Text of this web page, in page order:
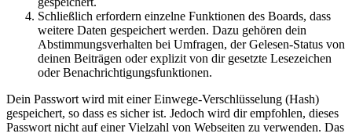
Schließlich erfordern einzelne Funktionen des Boards, dass
weitere Daten gespeichert werden. Dazu gehören dein
Abstimmungsverhalten bei Umfragen, der Gelesen-Status von
deinen Beiträgen oder explizit von dir gesetzte Lesezeichen
oder Benachrichtigungsfunktionen.
Dein Passwort wird mit einer Einwege-Verschlüsselung (Hash)
gespeichert, so dass es sicher ist. Jedoch wird dir empfohlen, dieses
Passwort nicht auf einer Vielzahl von Webseiten zu verwenden. Das